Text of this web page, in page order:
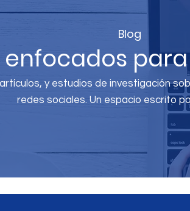
Blog
y estudios de investigación
redes sociales. Un espacio escrito